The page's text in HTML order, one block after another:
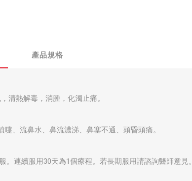
產品規格
清熱解毒，消腫，化濁止痛。
、流鼻水、鼻流濃涕、鼻塞不通、頭昏頭痛。
連續服用30天為1個療程。若長期服用請諮詢醫師意見。